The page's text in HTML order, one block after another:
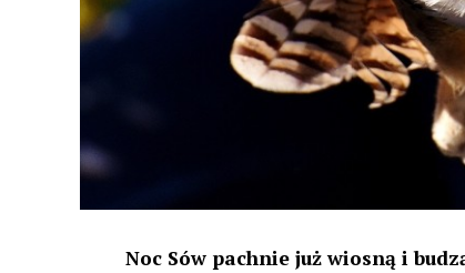
Noc Sów pachnie już wiosną i